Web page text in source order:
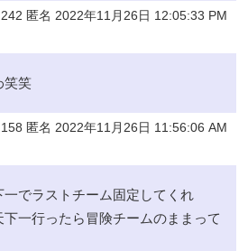
匿名 2022年11月26日 12:05:33 PM
笑笑
匿名 2022年11月26日 11:56:06 AM
でラストチーム固定してくれ
一行ったら冒険チームのままって